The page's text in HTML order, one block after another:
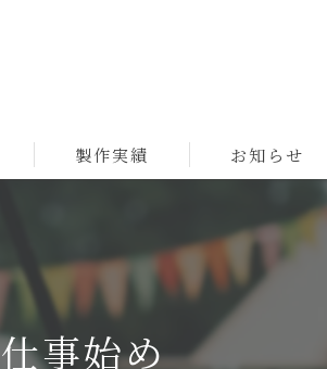
製作実績 お知らせ
仕事始め